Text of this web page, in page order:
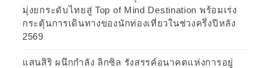
มุ่งยกระดับไทยสู่ Top of Mind Destination พร้อมเร่ง
กระตุ้นการเดินทางของนักท่องเที่ยวในช่วงครึ่งปีหลัง
2569
แสนสิริ ผนึกกำลัง ลิกซิล รังสรรค์อนาคตแห่งการอยู่